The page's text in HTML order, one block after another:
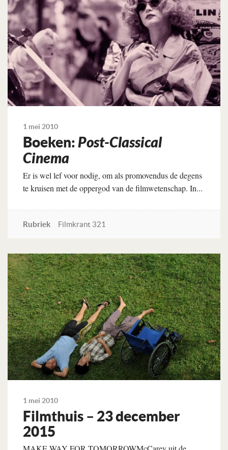
1 mei 2010
Boeken:Post-Classical
Cinema
Er is wel lef voor nodig, om als promovendus de degens
te kruisen met de oppergod van de filmwetenschap. In...
Rubriek Filmkrant 321
Lees verder
1 mei 2010
Filmthuis – 23 december
2015